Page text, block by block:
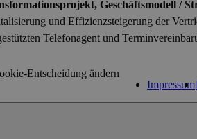
Geschäftsmodell /
und Effizienzsteigerung der
Telefonagent und
Entscheidung ändern
Impressum